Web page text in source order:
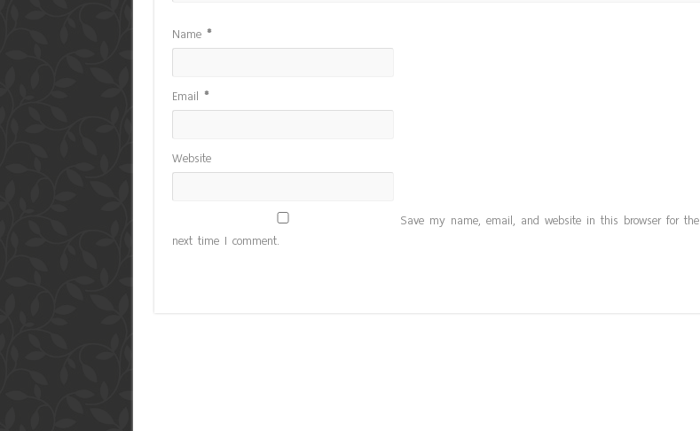
Name *
Email *
Website
Save my name, email, and website in this browser for the
next time I comment.